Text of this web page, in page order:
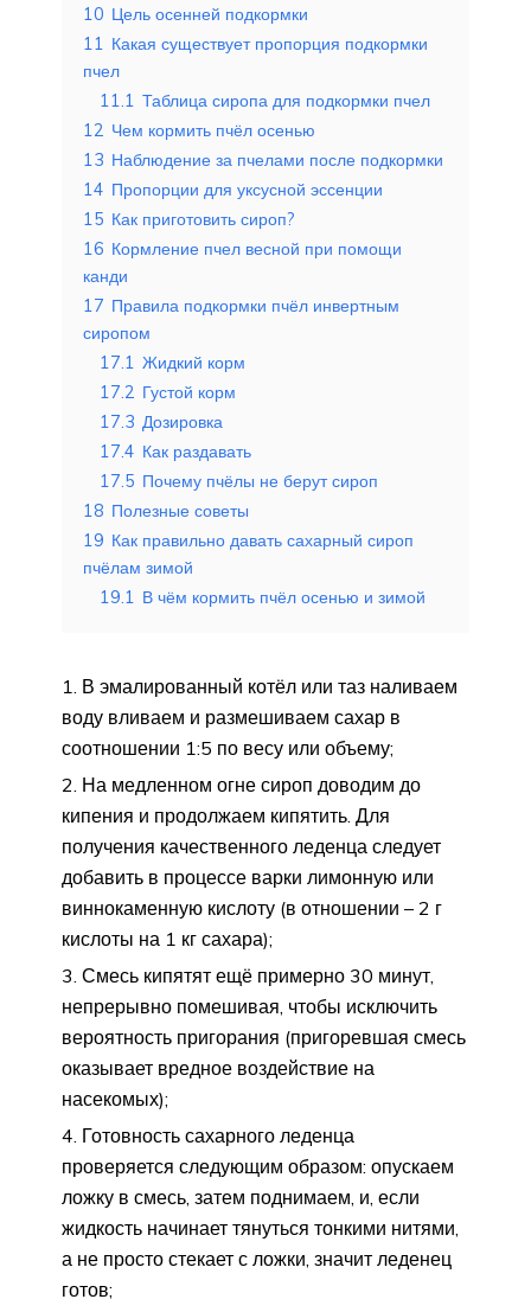
10 Цель осенней подкормки
11 Какая существует пропорция подкормки
пчел
11.1 Таблица сиропа для подкормки пчел
12 Чем кормить пчёл осенью
13 Наблюдение за пчелами после подкормки
14 Пропорции для уксусной эссенции
15 Как приготовить сироп?
16 Кормление пчел весной при помощи
канди
17 Правила подкормки пчёл инвертным
сиропом
17.1 Жидкий корм
17.2 Густой корм
17.3 Дозировка
17.4 Как раздавать
17.5 Почему пчёлы не берут сироп
18 Полезные советы
19 Как правильно давать сахарный сироп
пчёлам зимой
19.1 В чём кормить пчёл осенью и зимой
В эмалированный котёл или таз наливаем
воду вливаем и размешиваем сахар в
соотношении 1:5 по весу или объему;
На медленном огне сироп доводим до
кипения и продолжаем кипятить. Для
получения качественного леденца следует
добавить в процессе варки лимонную или
виннокаменную кислоту (в отношении – 2 г
кислоты на 1 кг сахара);
Смесь кипятят ещё примерно 30 минут,
непрерывно помешивая, чтобы исключить
вероятность пригорания (пригоревшая смесь
оказывает вредное воздействие на
насекомых);
Готовность сахарного леденца
проверяется следующим образом: опускаем
ложку в смесь, затем поднимаем, и, если
жидкость начинает тянуться тонкими нитями,
а не просто стекает с ложки, значит леденец
готов;